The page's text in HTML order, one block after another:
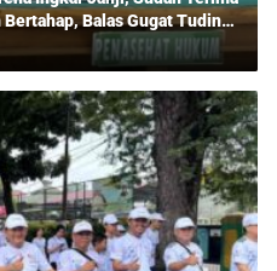
Balas Gugat Tuding